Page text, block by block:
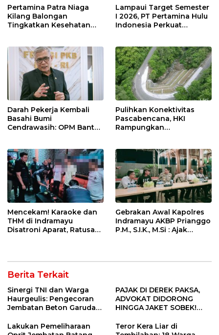
Pertamina Patra Niaga
Kilang Balongan
Tingkatkan Kesehatan
Rutin dan Edukasi
Perawatan Gigi
Lampaui Target Semester
I 2026, PT Pertamina Hulu
Indonesia Perkuat
Keselamatan Kerja
Darah Pekerja Kembali
Basahi Bumi
Cendrawasih: OPM Bantai
Pulihkan Konektivitas
Pascabencana, HKI
Rampungkan
Mencekam! Karaoke dan
THM di Indramayu
Disatroni Aparat, Ratusan
Gebrakan Awal Kapolres
Indramayu AKBP Prianggo
P.M., S.I.K., M.Si : Ajak
Berita Terkait
Sinergi TNI dan Warga
Haurgeulis: Pengecoran
Jembatan Beton Garuda
PAJAK DI DEREK PAKSA,
ADVOKAT DIDORONG
HINGGA JAKET SOBEK!
Ngamuk Kepung Polresta
Lakukan Pemeliharaan
Teror Kera Liar di